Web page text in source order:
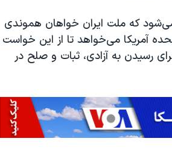
می‌شود که ملت ایران خواهان هموندی
آمریکا می‌خواهد تا از این خواست
رسیدن به آزادی، ثبات و صلح در